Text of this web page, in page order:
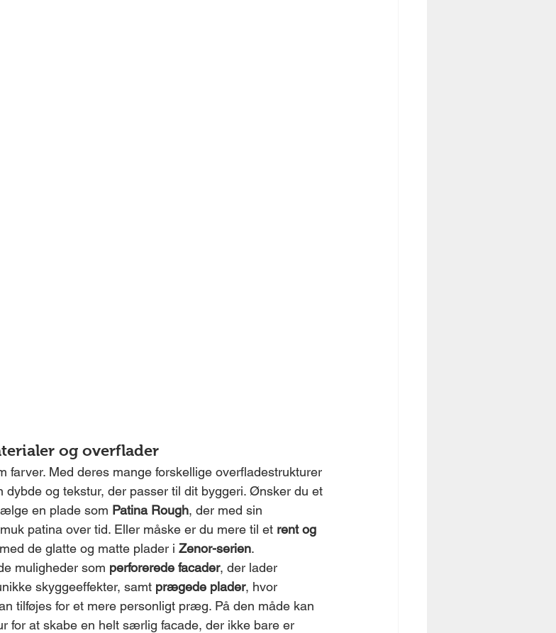
og overflader
farver. Med deres mange forskellige overfladestrukturer
og tekstur, der passer til dit byggeri. Ønsker du et
en plade som Patina Rough, der med sin
patina over tid. Eller måske er du mere til et rent og
de glatte og matte plader i Zenor-serien.
muligheder som perforerede facader, der lader
skyggeeffekter, samt prægede plader, hvor
tilføjes for et mere personligt præg. På den måde kan
for at skabe en helt særlig facade, der ikke bare er